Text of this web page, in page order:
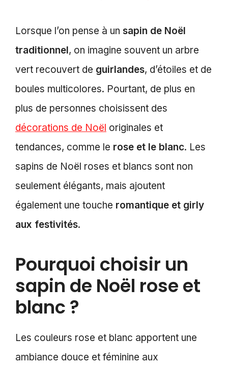
Lorsque l’on pense à un sapin de Noël
traditionnel, on imagine souvent un arbre
vert recouvert de guirlandes, d’étoiles et de
boules multicolores. Pourtant, de plus en
plus de personnes choisissent des
décorations de Noël originales et
tendances, comme le rose et le blanc. Les
sapins de Noël roses et blancs sont non
seulement élégants, mais ajoutent
également une touche romantique et girly
aux festivités.
Pourquoi choisir un
sapin de Noël rose et
blanc ?
Les couleurs rose et blanc apportent une
ambiance douce et féminine aux